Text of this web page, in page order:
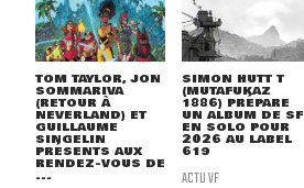
TOM TAYLOR, JON
SOMMARIVA
(RETOUR À
NEVERLAND) ET
GUILLAUME
SINGELIN
PRÉSENTS AUX
RENDEZ-VOUS DE
...
SIMON HUTT T
(MUTAFUKAZ
1886) PRÉPARE
UN ALBUM DE SF
EN SOLO POUR
2026 AU LABEL
619
ACTU VF